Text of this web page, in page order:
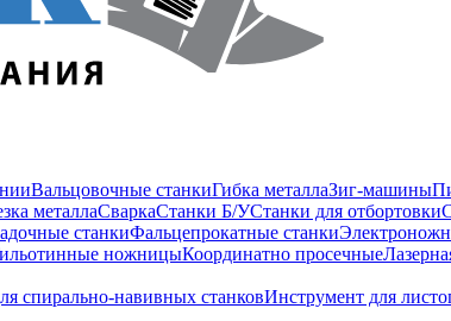
Вальцовочные станкиГибка металлаЗиг-машины
металлаСваркаСтанки Б/УСтанки для отбортовки
станкиФальцепрокатные станки
ножницыКоординатно просечные
спирально-навивных станковИнструмент для